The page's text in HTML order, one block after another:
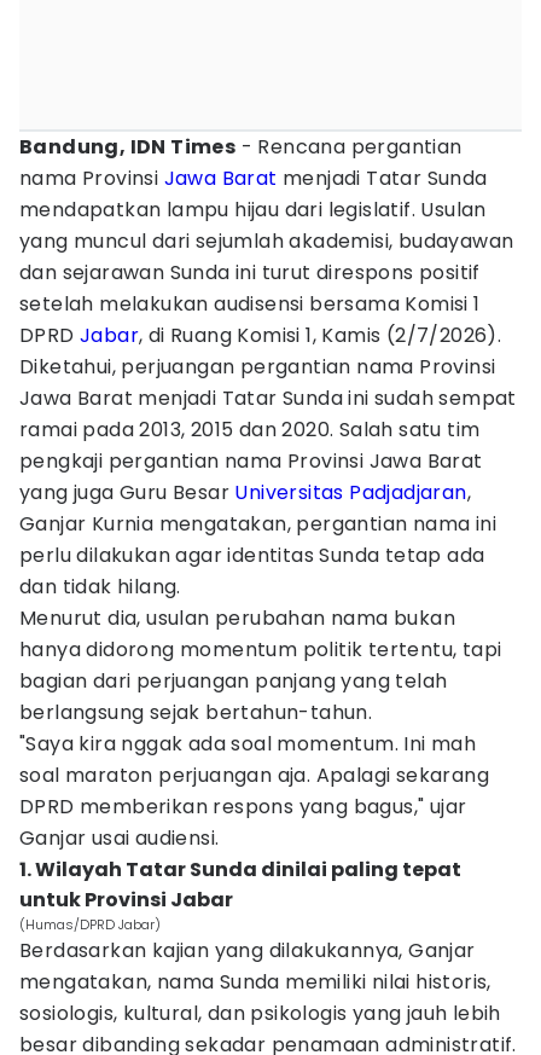
Bandung, IDN Times - Rencana pergantian
nama Provinsi Jawa Barat menjadi Tatar Sunda
mendapatkan lampu hijau dari legislatif. Usulan
yang muncul dari sejumlah akademisi, budayawan
dan sejarawan Sunda ini turut direspons positif
setelah melakukan audisensi bersama Komisi 1
DPRD Jabar, di Ruang Komisi 1, Kamis (2/7/2026).
Diketahui, perjuangan pergantian nama Provinsi
Jawa Barat menjadi Tatar Sunda ini sudah sempat
ramai pada 2013, 2015 dan 2020. Salah satu tim
pengkaji pergantian nama Provinsi Jawa Barat
yang juga Guru Besar Universitas Padjadjaran,
Ganjar Kurnia mengatakan, pergantian nama ini
perlu dilakukan agar identitas Sunda tetap ada
dan tidak hilang.
Menurut dia, usulan perubahan nama bukan
hanya didorong momentum politik tertentu, tapi
bagian dari perjuangan panjang yang telah
berlangsung sejak bertahun-tahun.
"Saya kira nggak ada soal momentum. Ini mah
soal maraton perjuangan aja. Apalagi sekarang
DPRD memberikan respons yang bagus," ujar
Ganjar usai audiensi.
1. Wilayah Tatar Sunda dinilai paling tepat
untuk Provinsi Jabar
(Humas/DPRD Jabar)
Berdasarkan kajian yang dilakukannya, Ganjar
mengatakan, nama Sunda memiliki nilai historis,
sosiologis, kultural, dan psikologis yang jauh lebih
besar dibanding sekadar penamaan administratif.